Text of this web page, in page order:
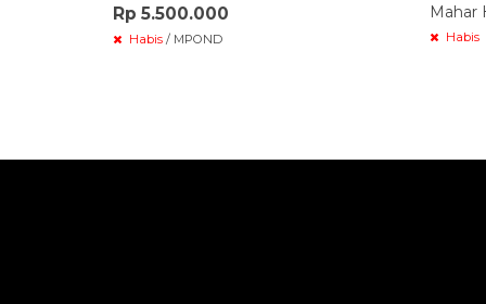
Rp 5.500.000
Habis / MPOND
Mahar
Habis